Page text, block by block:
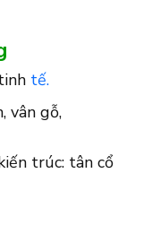
tế.
vân gỗ,
trúc: tân cổ